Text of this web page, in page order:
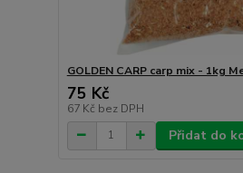
GOLDEN CARP carp mix - 1kg
75 Kč
67 Kč bez DPH
Přidat do